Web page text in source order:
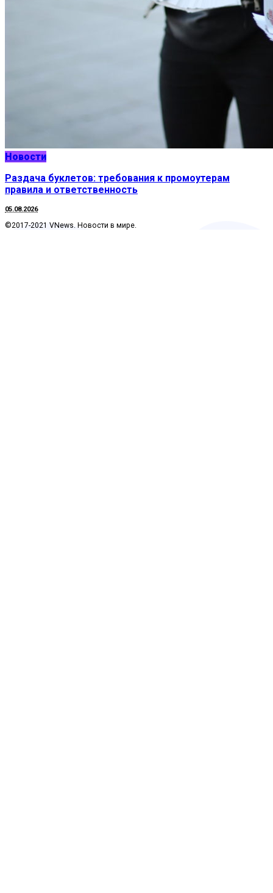
Новости
Раздача буклетов: требования к промоутерам
правила и ответственность
05.08.2026
©2017-2021 VNews. Новости в мире.